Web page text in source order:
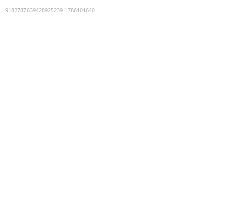
9182787639428925239:1786101640